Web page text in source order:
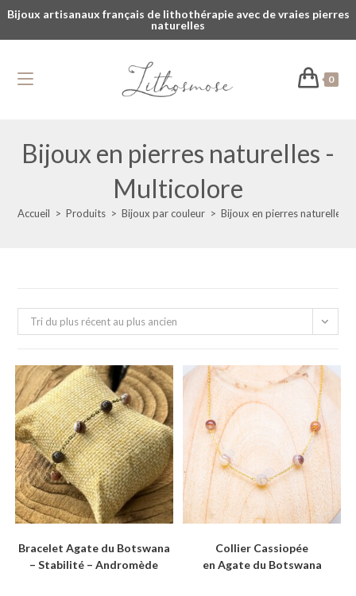
Bijoux artisanaux français de lithothérapie avec de vraies pierres
naturelles
0
Bijoux en pierres naturelles -
Multicolore
Accueil > Produits > Bijoux par couleur > Bijoux en pierres naturelles
Tri du plus récent au plus ancien
Bracelet Agate du Botswana
– Stabilité – Andromède
Collier Cassiopée
en Agate du Botswana